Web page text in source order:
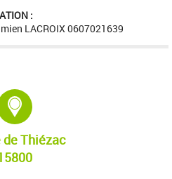
:
LACROIX 0607021639
Thiézac